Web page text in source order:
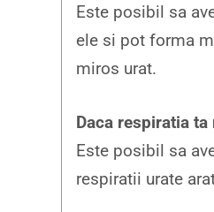
Este posibil sa
ele si pot forma
miros urat.
Daca respiratia
Este posibil sa
respiratii urate